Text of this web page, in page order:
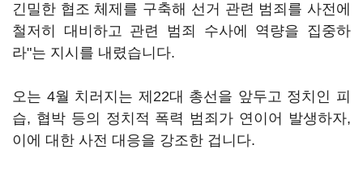
긴밀한 협조 체제를 구축해 선거 관련 범죄를 사전에
철저히 대비하고 관련 범죄 수사에 역량을 집중하
라"는 지시를 내렸습니다.
오는 4월 치러지는 제22대 총선을 앞두고 정치인 피
습, 협박 등의 정치적 폭력 범죄가 연이어 발생하자,
이에 대한 사전 대응을 강조한 겁니다.